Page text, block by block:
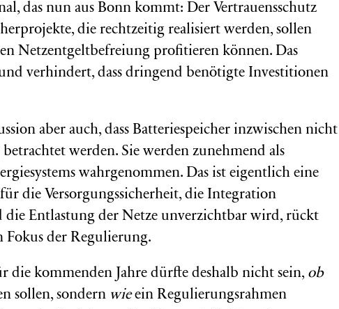
das nun aus Bonn kommt: Der Vertrauensschutz
die rechtzeitig realisiert werden, sollen
Netzentgeltbefreiung profitieren können. Das
verhindert, dass dringend benötigte Investitionen
aber auch, dass Batteriespeicher inzwischen nicht
werden. Sie werden zunehmend als
wahrgenommen. Das ist eigentlich eine
die Versorgungssicherheit, die Integration
die Entlastung der Netze unverzichtbar wird, rückt
Fokus der Regulierung.
die kommenden Jahre dürfte deshalb nicht sein, ob
sollen, sondern wieein Regulierungsrahmen